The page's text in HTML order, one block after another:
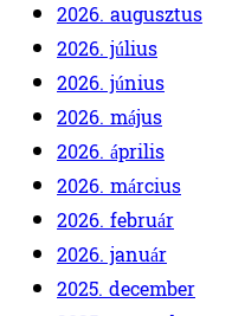
2026. augusztus
2026. július
2026. június
2026. május
2026. április
2026. március
2026. február
2026. január
2025. december